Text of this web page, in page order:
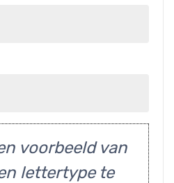
voorbeeld van
lettertype te